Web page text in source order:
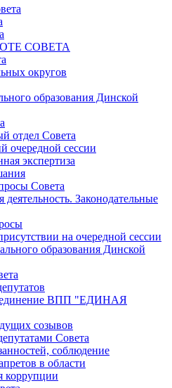
СОВЕТА
округов
образования Динской
отдел Совета
очередной сессии
экспертиза
Совета
деятельность. Законодательные
на очередной сессии
образования Динской
ВПП "ЕДИНАЯ
созывов
Совета
соблюдение
в области
коррупции